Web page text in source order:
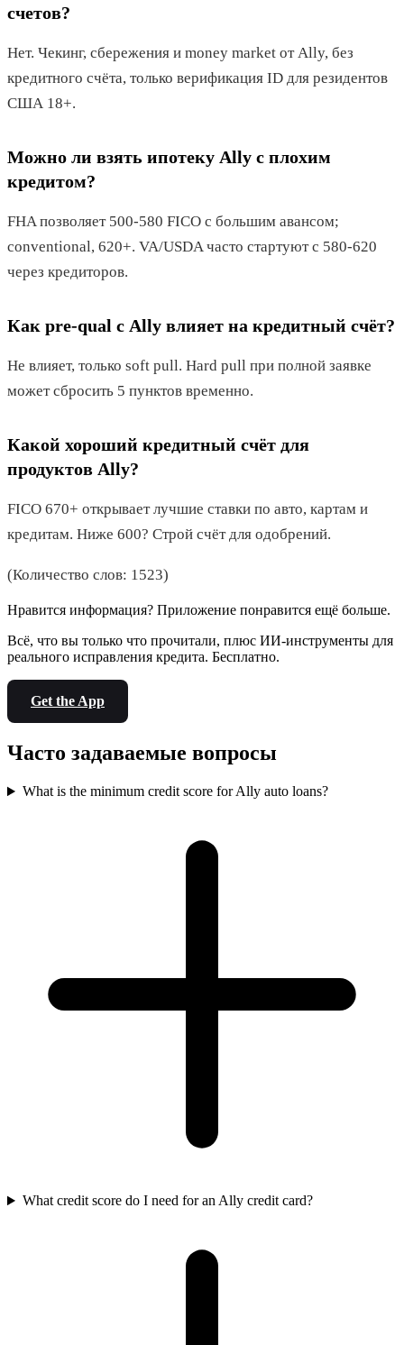
счетов?
Нет. Чекинг, сбережения и money market от Ally, без
кредитного счёта, только верификация ID для резидентов
США 18+.
Можно ли взять ипотеку Ally с плохим
кредитом?
FHA позволяет 500-580 FICO с большим авансом;
conventional, 620+. VA/USDA часто стартуют с 580-620
через кредиторов.
Как pre-qual с Ally влияет на кредитный счёт?
Не влияет, только soft pull. Hard pull при полной заявке
может сбросить 5 пунктов временно.
Какой хороший кредитный счёт для
продуктов Ally?
FICO 670+ открывает лучшие ставки по авто, картам и
кредитам. Ниже 600? Строй счёт для одобрений.
(Количество слов: 1523)
Нравится информация? Приложение понравится ещё больше.
Всё, что вы только что прочитали, плюс ИИ-инструменты для
реального исправления кредита. Бесплатно.
Get the App
Часто задаваемые вопросы
What is the minimum credit score for Ally auto loans?
What credit score do I need for an Ally credit card?